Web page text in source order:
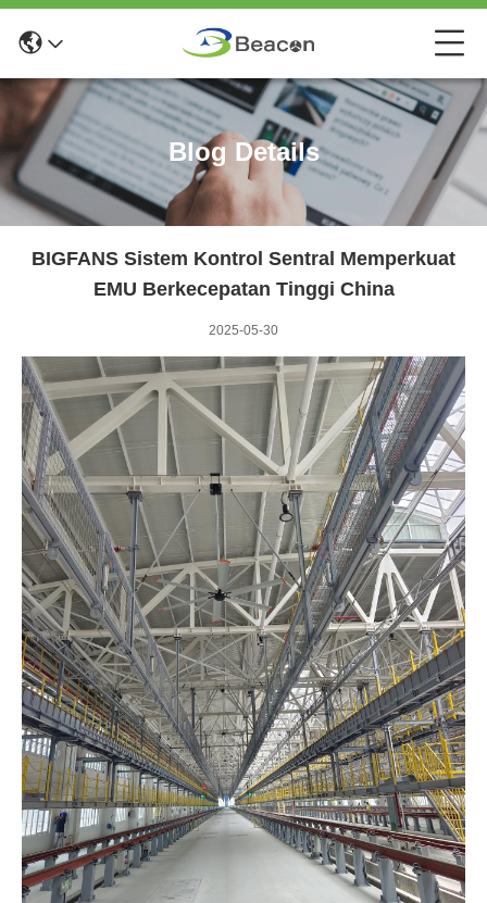
Blog Details
BIGFANS Sistem Kontrol Sentral Memperkuat
EMU Berkecepatan Tinggi China
2025-05-30